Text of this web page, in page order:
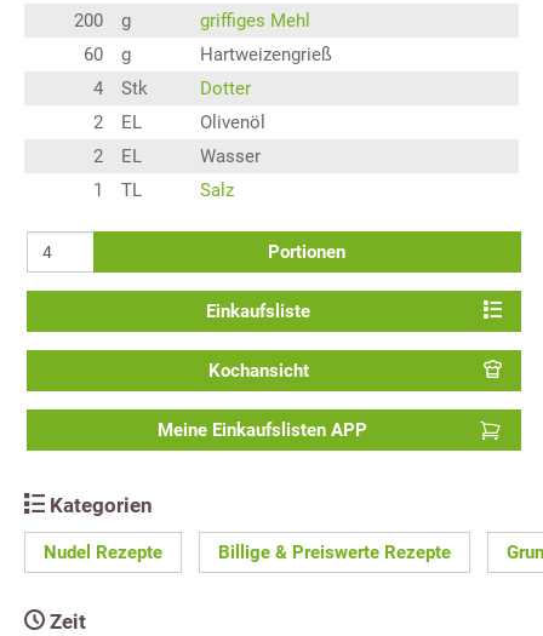
200 g
griffiges Mehl
60
g
Hartweizengrieß
4
Stk
Dotter
2
EL
Olivenöl
2
EL
Wasser
1
TL Salz
Portionen
Einkaufsliste
Kochansicht
Meine Einkaufslisten APP
Kategorien
Nudel Rezepte Billige & Preiswerte Rezepte
Zeit